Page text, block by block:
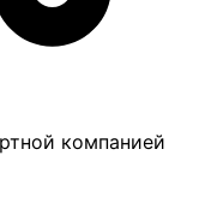
компанией